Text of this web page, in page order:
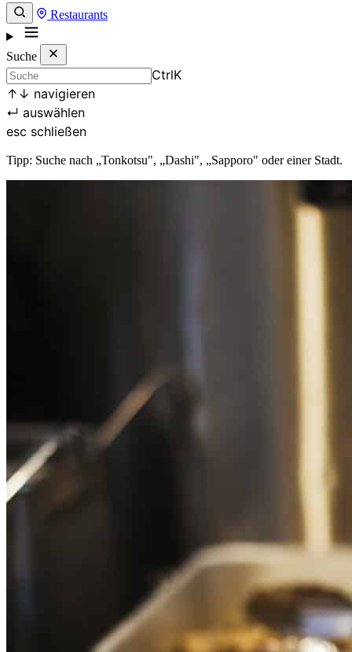
Restaurants
Suche
CtrlK
↑ ↓ navigieren
↵ auswählen
esc schließen
Tipp: Suche nach „Tonkotsu", „Dashi", „Sapporo" oder einer Stadt.